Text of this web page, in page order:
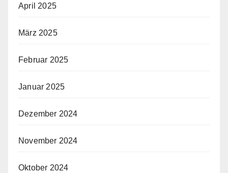
April 2025
März 2025
Februar 2025
Januar 2025
Dezember 2024
November 2024
Oktober 2024